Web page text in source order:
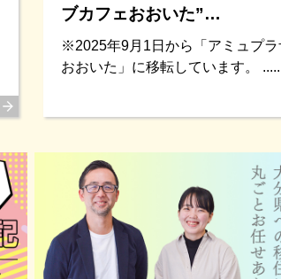
ブカフェおおいた”…
※2025年9月1日から「アミュプラ
おおいた」に移転しています。